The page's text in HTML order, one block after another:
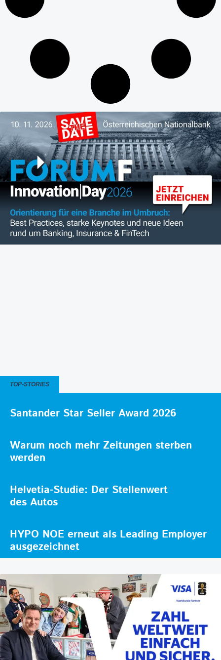
TOP-STORIES
Santander Star Seller Award 2026
Warum noch mehr Zeitungen sterben
werden
Helvetia-Studie: Der Stellenwert
des Autos
HYPO NOE erneut als Leading Employer
ausgezeichnet